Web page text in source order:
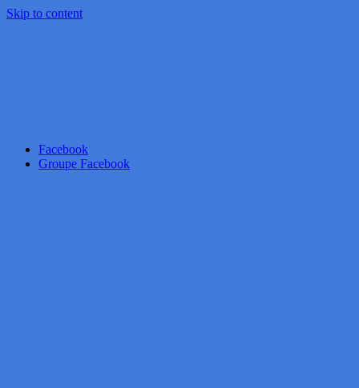
Skip to content
Facebook
Groupe Facebook